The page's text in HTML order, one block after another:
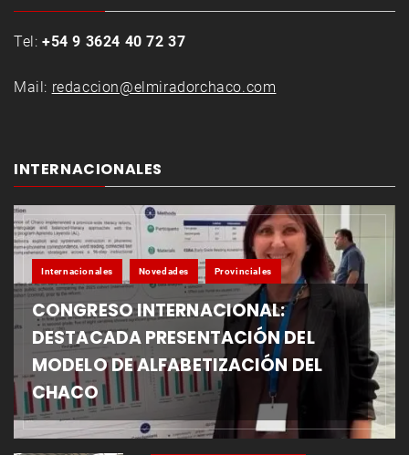
Tel: +54 9 3624 40 72 37
Mail: redaccion@elmiradorchaco.com
INTERNACIONALES
Internacionales Novedades Provinciales
CONGRESO INTERNACIONAL:
DESTACADA PRESENTACIÓN DEL
MODELO DE ALFABETIZACIÓN DEL
CHACO